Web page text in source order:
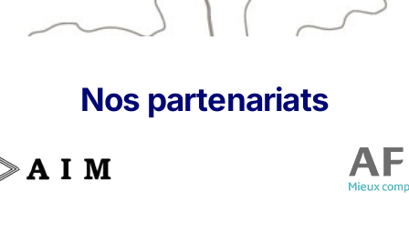
Nos partenariats